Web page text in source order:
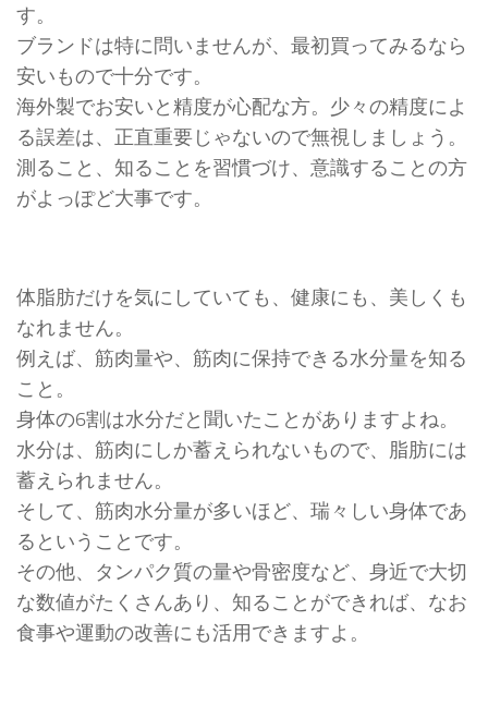
す。
ブランドは特に問いませんが、最初買ってみるなら
安いもので十分です。
海外製でお安いと精度が心配な方。少々の精度によ
る誤差は、正直重要じゃないので無視しましょう。
測ること、知ることを習慣づけ、意識することの方
がよっぽど大事です。
体脂肪だけを気にしていても、健康にも、美しくも
なれません。
例えば、筋肉量や、筋肉に保持できる水分量を知る
こと。
身体の6割は水分だと聞いたことがありますよね。
水分は、筋肉にしか蓄えられないもので、脂肪には
蓄えられません。
そして、筋肉水分量が多いほど、瑞々しい身体であ
るということです。
その他、タンパク質の量や骨密度など、身近で大切
な数値がたくさんあり、知ることができれば、なお
食事や運動の改善にも活用できますよ。